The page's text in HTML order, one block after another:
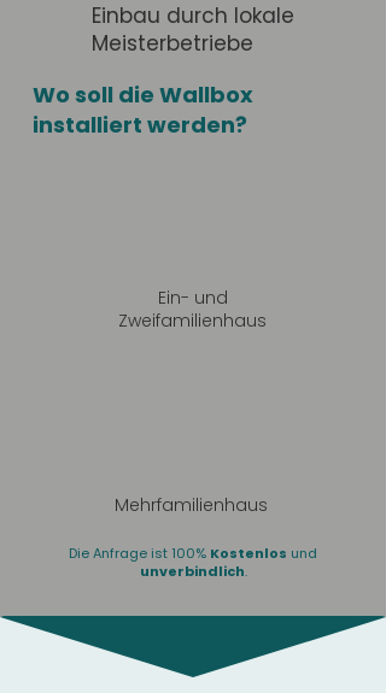
Einbau durch lokale
Meisterbetriebe
Wo soll die Wallbox
installiert werden?
Ein- und
Zweifamilienhaus
Mehrfamilienhaus
Die Anfrage ist 100% Kostenlos und
unverbindlich.